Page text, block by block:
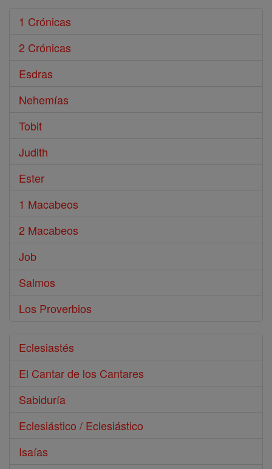
1 Crónicas
2 Crónicas
Esdras
Nehemías
Tobit
Judith
Ester
1 Macabeos
2 Macabeos
Job
Salmos
Los Proverbios
Eclesiastés
El Cantar de los Cantares
Sabiduría
Eclesiástico / Eclesiástico
Isaías